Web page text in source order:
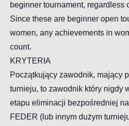
beginner tournament, regardless
Since these are beginner open
women, any achievements in
count.
KRYTERIA
Początkujący zawodnik, mający
turnieju, to zawodnik który nigdy
etapu eliminacji bezpośredniej
FEDER (lub innym dużym